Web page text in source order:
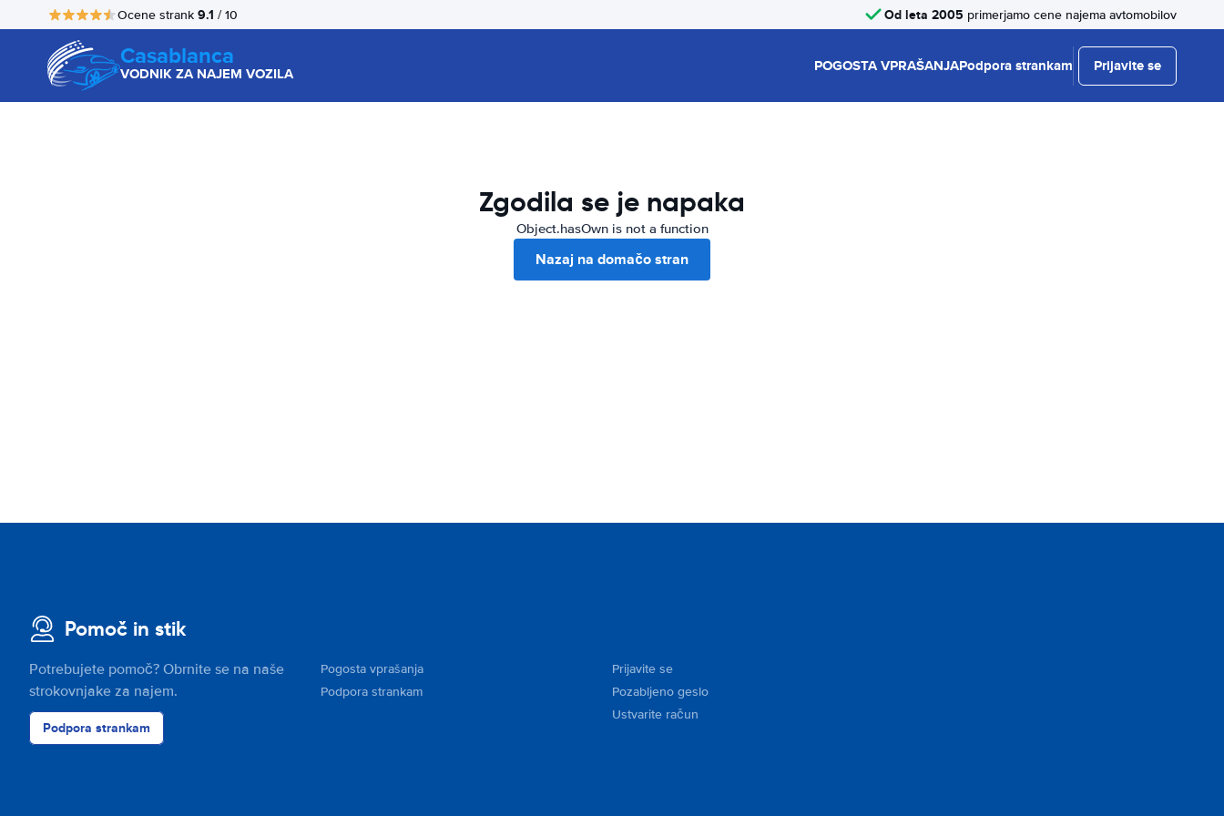
Ocene strank 9.1 / 10 Od leta 2005 primerjamo cene najema avtomobilov
Casablanca
VODNIK ZA NAJEM VOZILA POGOSTA VPRAŠANJAPodpora strankam Prijavite se
Zgodila se je napaka
Object.hasOwn is not a function
Nazaj na domačo stran
Pomoč in stik
Potrebujete pomoč? Obrnite se na naše
strokovnjake za najem.
Podpora strankam
Pogosta vprašanja
Podpora strankam
Prijavite se
Pozabljeno geslo
Ustvarite račun